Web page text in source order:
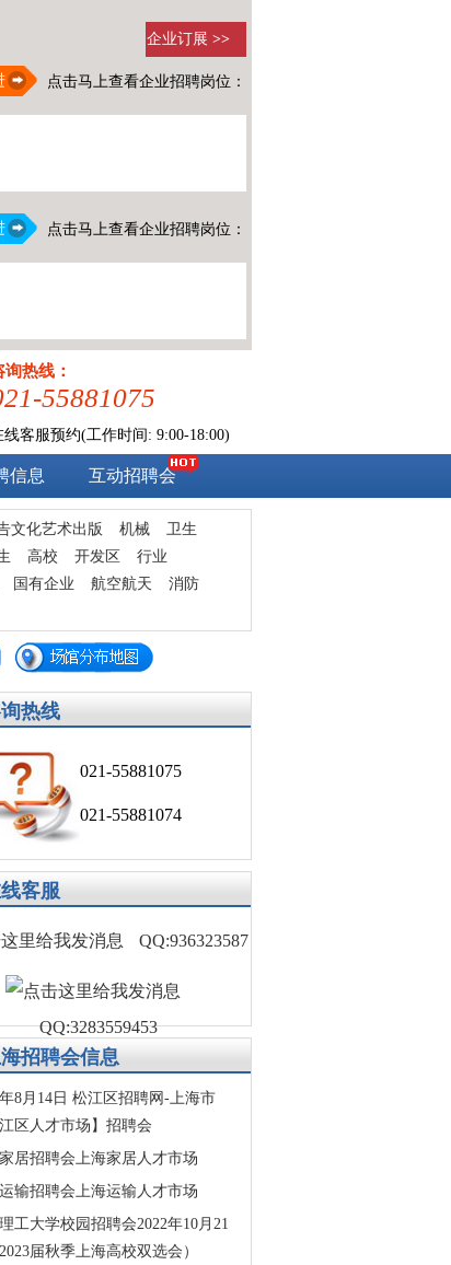
点击马上查看企业招聘岗位：
点击马上查看企业招聘岗位：
企业订展 >>
询热线：
55881075
线客服预约(工作时间: 9:00-18:00)
信息 互动招聘会
发布求职简历
文化艺术出版 机械
卫生
高校 开发区
行业
国有企业 航空航天
消防
热线
021-55881075
021-55881074
客服
QQ:936323587
QQ:3283559453
招聘会信息
8月14日 松江区招聘网-上海市
江区人才市场】招聘会
居招聘会上海家居人才市场
输招聘会上海运输人才市场
工大学校园招聘会2022年10月21
届秋季上海高校双选会）